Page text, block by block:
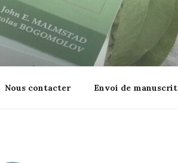
Nous contacter Envoi de manuscrit